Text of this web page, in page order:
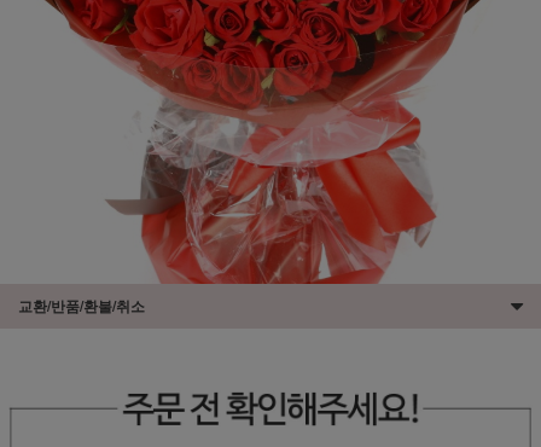
교환/반품/환불/취소